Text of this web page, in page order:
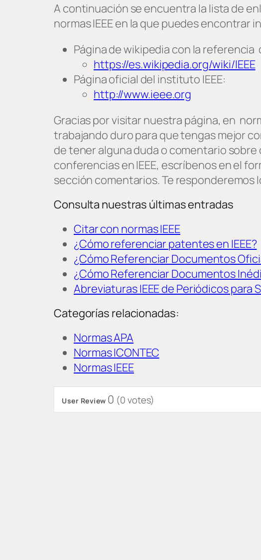
A continuación se encuentra la lista de
normas IEEE en la que puedes encontrar
Página de wikipedia con la
https://es.wikipedia.org/wiki/IEEE
Página oficial del instituto IEEE:
http://www.ieee.org
Gracias por visitar nuestra página, en
trabajando duro para que tengas mejor
de tener alguna duda o comentario
conferencias en IEEE, escríbenos en el
sección comentarios. Te responderemos
Consulta nuestras últimas entradas
Citar con normas IEEE
¿Cómo referenciar patentes en IEEE?
¿Cómo Referenciar Documentos
¿Cómo Referenciar Documentos
Abreviaturas IEEE de Periódicos para
Categorías relacionadas:
Normas APA
Normas ICONTEC
Normas IEEE
User Review 0 (0 votes)